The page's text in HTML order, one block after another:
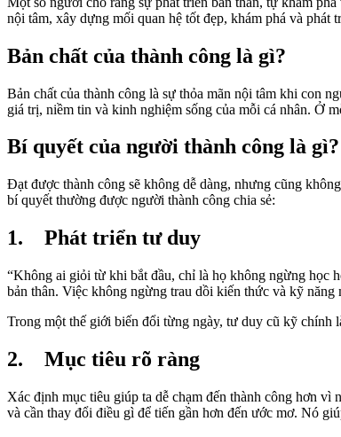
nội tâm, xây dựng mối quan hệ tốt đẹp, khám phá và phát
Bản chất của thành công là gì?
Bản chất của thành công là sự thỏa mãn nội tâm khi con
giá trị, niềm tin và kinh nghiệm sống của mỗi cá nhân. Ở
Bí quyết của người thành công là gì?
Đạt được thành công sẽ không dễ dàng, nhưng cũng
bí quyết thường được người thành công chia sẻ:
1. Phát triển tư duy
“Không ai giỏi từ khi bắt đầu, chỉ là họ không ngừng học
bản thân. Việc không ngừng trau dồi kiến thức và kỹ
Trong một thế giới biến đổi từng ngày, tư duy cũ kỹ chính
2. Mục tiêu rõ ràng
Xác định mục tiêu giúp ta dễ chạm đến thành công hơn
và cần thay đổi điều gì để tiến gần hơn đến ước mơ. Nó